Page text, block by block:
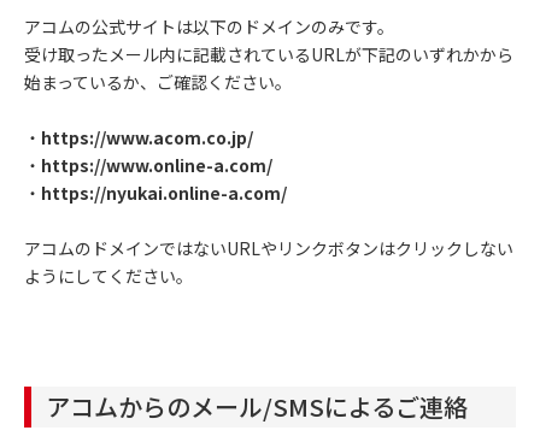
アコムの公式サイトは以下のドメインのみです。
受け取ったメール内に記載されているURLが下記のいずれかから
始まっているか、ご確認ください。
・ https://www.acom.co.jp/
・ https://www.online-a.com/
・ https://nyukai.online-a.com/
アコムのドメインではないURLやリンクボタンはクリックしない
ようにしてください。
アコムからのメール/SMSによるご連絡